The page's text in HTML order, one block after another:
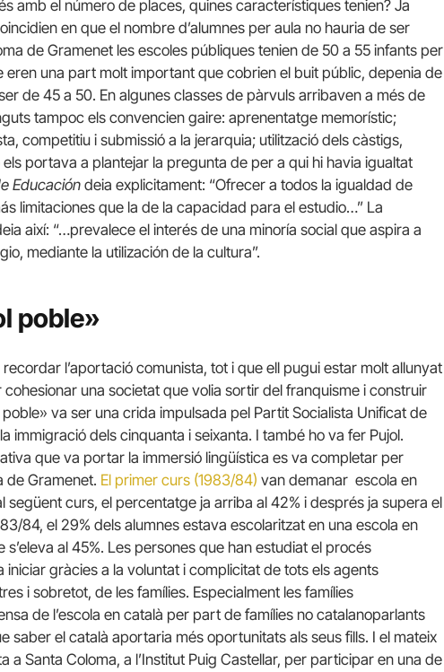
amb el número de places, quines característiques tenien? Ja
en que el nombre d’alumnes per aula no hauria de ser
de Gramenet les escoles públiques tenien de 50 a 55 infants per
eren una part molt important que cobrien el buit públic, depenia de
de 45 a 50. En algunes classes de pàrvuls arribaven a més de
tampoc els convencien gaire: aprenentatge memorístic;
competitiu i submissió a la jerarquia; utilització dels càstigs,
portava a plantejar la pregunta de per a qui hi havia igualtat
Educación deia explicitament: “Ofrecer a todos la igualdad de
limitaciones que la de la capacidad para el estudio…” La
així: “…prevalece el interés de una minoría social que aspira a
mediante la utilización de la cultura”.
poble»
l’aportació comunista, tot i que ell pugui estar molt allunyat
una societat que volia sortir del franquisme i construir
va ser una crida impulsada pel Partit Socialista Unificat de
immigració dels cinquanta i seixanta. I també ho va fer Pujol.
que va portar la immersió lingüística es va completar per
de Gramenet. El primer curs (1983/84) van demanar escola en
següent curs, el percentatge ja arriba al 42% i després ja supera el
84, el 29% dels alumnes estava escolaritzat en una escola en
al 45%. Les persones que han estudiat el procés
iniciar gràcies a la voluntat i complicitat de tots els agents
i sobretot, de les famílies. Especialment les famílies
de l’escola en català per part de famílies no catalanoparlants
saber el català aportaria més oportunitats als seus fills. I el mateix
a Santa Coloma, a l’Institut Puig Castellar, per participar en una de